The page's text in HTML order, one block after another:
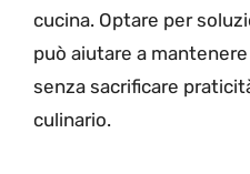
cucina. Optare per
può aiutare a
senza sacrificare
culinario.